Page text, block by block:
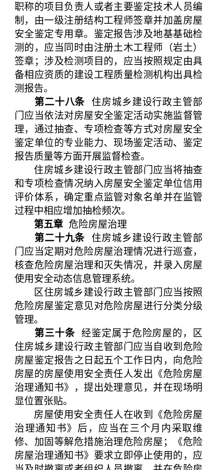
职称的项目负责人或者主要鉴定技术人员编
制，由一级注册结构工程师签章并加盖房屋
安全鉴定专用章。鉴定报告涉及地基基础检
测的，应当同时由注册土木工程师（岩土）
签章；涉及检测项目的，应当按照规定由具
备相应资质的建设工程质量检测机构出具检
测报告。
第二十八条 住房城乡建设行政主管部
门应当依法对房屋安全鉴定活动实施监督管
理，通过抽查、专项检查等方式对房屋安全
鉴定单位的专业能力、现场鉴定活动、鉴定
报告质量等方面开展监督检查。
住房城乡建设行政主管部门应当将抽查
和专项检查情况纳入房屋安全鉴定单位信用
评价体系，确定重点监管对象名单并在监管
过程中相应增加抽检频次。
第五章 危险房屋治理
第二十九条 住房城乡建设行政主管部
门应当定期对危险房屋治理情况进行巡查，
核查危险房屋治理和灭失情况，并录入房屋
使用安全动态信息管理系统。
区住房城乡建设行政主管部门应当按照
危险房屋鉴定意见对危险房屋进行分类分级
管理。
第三十条经鉴定属于危险房屋的，区
住房城乡建设行政主管部门应当自收到危险
房屋鉴定报告之日起五个工作日内，向危险
房屋的房屋使用安全责任人发出《危险房屋
治理通知书》，提出处理意见，并在现场明
显位置张贴。
房屋使用安全责任人在收到《危险房屋
治理通知书》后，应当在三个月内采取维
修、加固等解危措施治理危险房屋；《危险
房屋治理通知书》要求立即停止使用的，应